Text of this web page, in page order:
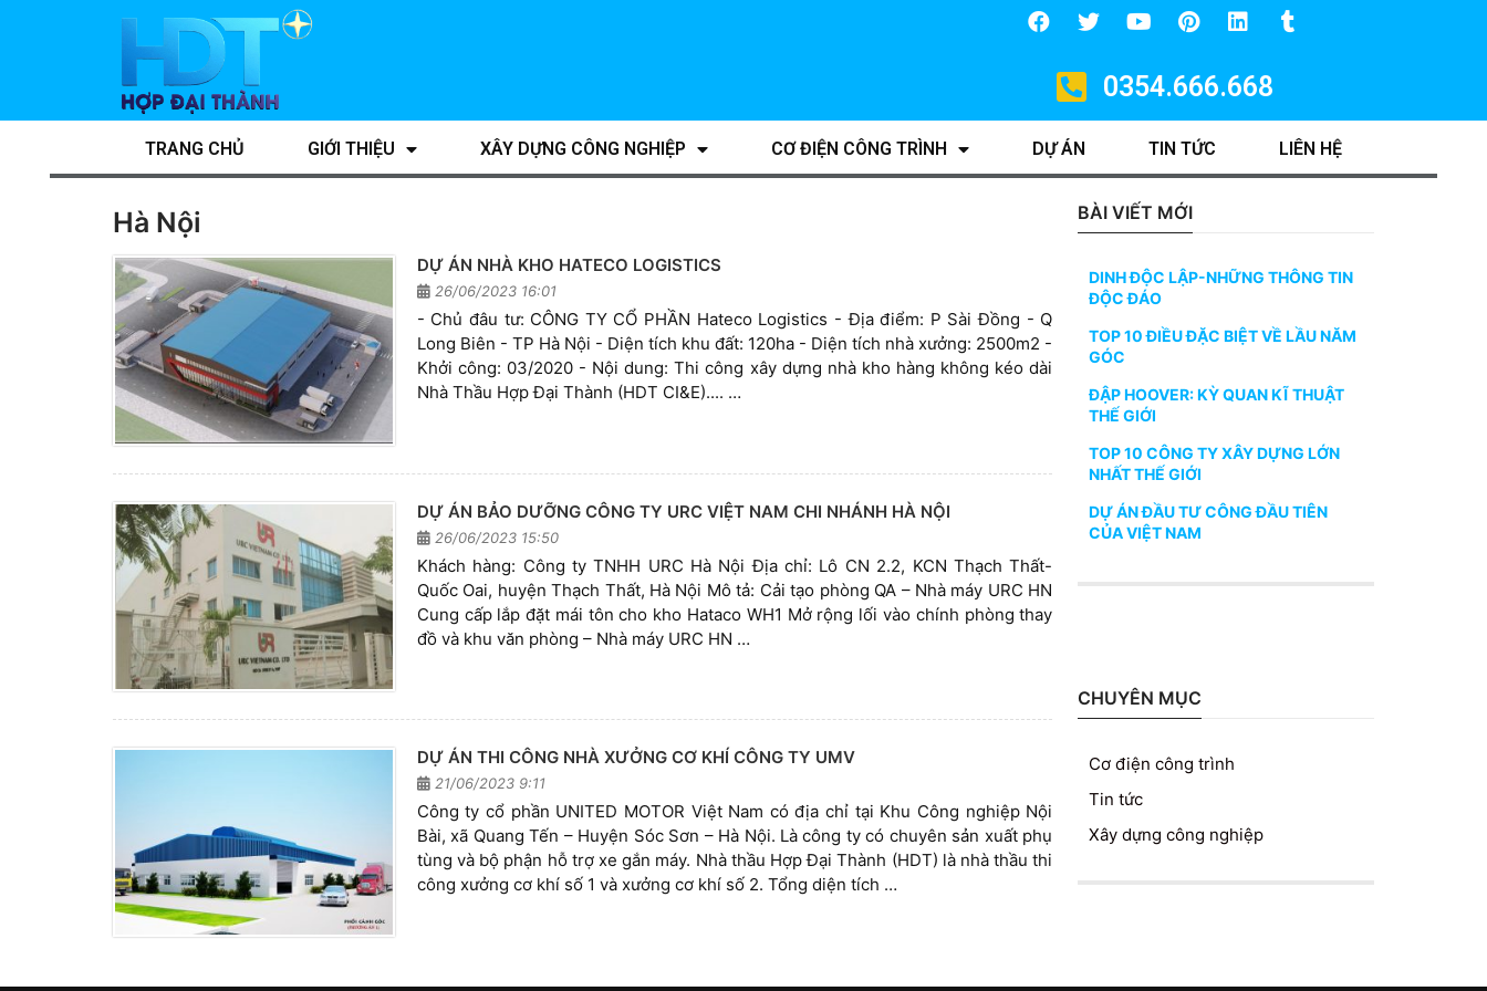
0354.666.668
TRANG CHỦ GIỚI THIỆU XÂY DỰNG CÔNG NGHIỆP CƠ ĐIỆN CÔNG TRÌNH DỰ ÁN TIN TỨC LIÊN HỆ
Hà Nội
DỰ ÁN NHÀ KHO HATECO LOGISTICS
26/06/2023 16:01
- Chủ đâu tư: CÔNG TY CỔ PHẦN Hateco Logistics - Địa điểm: P Sài Đồng - Q
Long Biên - TP Hà Nội - Diện tích khu đất: 120ha - Diện tích nhà xưởng: 2500m2 -
Khởi công: 03/2020 - Nội dung: Thi công xây dựng nhà kho hàng không kéo dài
Nhà Thầu Hợp Đại Thành (HDT CI&E).... …
DỰ ÁN BẢO DƯỠNG CÔNG TY URC VIỆT NAM CHI NHÁNH HÀ NỘI
26/06/2023 15:50
Khách hàng: Công ty TNHH URC Hà Nội Địa chỉ: Lô CN 2.2, KCN Thạch Thất-
Quốc Oai, huyện Thạch Thất, Hà Nội Mô tả: Cải tạo phòng QA – Nhà máy URC HN
Cung cấp lắp đặt mái tôn cho kho Hataco WH1 Mở rộng lối vào chính phòng thay
đồ và khu văn phòng – Nhà máy URC HN …
DỰ ÁN THI CÔNG NHÀ XƯỞNG CƠ KHÍ CÔNG TY UMV
21/06/2023 9:11
Công ty cổ phần UNITED MOTOR Việt Nam có địa chỉ tại Khu Công nghiệp Nội
Bài, xã Quang Tến – Huyện Sóc Sơn – Hà Nội. Là công ty có chuyên sản xuất phụ
tùng và bộ phận hỗ trợ xe gắn máy. Nhà thầu Hợp Đại Thành (HDT) là nhà thầu thi
công xưởng cơ khí số 1 và xưởng cơ khí số 2. Tổng diện tích …
BÀI VIẾT MỚI
DINH ĐỘC LẬP-NHỮNG THÔNG TIN
ĐỘC ĐÁO
TOP 10 ĐIỀU ĐẶC BIỆT VỀ LẦU NĂM
GÓC
ĐẬP HOOVER: KỲ QUAN KĨ THUẬT
THẾ GIỚI
TOP 10 CÔNG TY XÂY DỰNG LỚN
NHẤT THẾ GIỚI
DỰ ÁN ĐẦU TƯ CÔNG ĐẦU TIÊN
CỦA VIỆT NAM
CHUYÊN MỤC
Cơ điện công trình
Tin tức
Xây dựng công nghiệp